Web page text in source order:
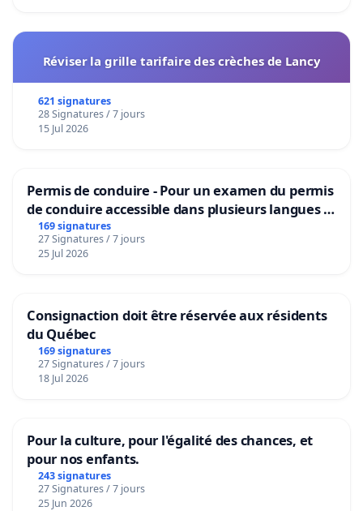
Réviser la grille tarifaire des crèches de Lancy
621 signatures
28 Signatures / 7 jours
15 Jul 2026
Permis de conduire - Pour un examen du permis
de conduire accessible dans plusieurs langues à
Bruxelles
169 signatures
27 Signatures / 7 jours
25 Jul 2026
Consignaction doit être réservée aux résidents
du Québec
169 signatures
27 Signatures / 7 jours
18 Jul 2026
Pour la culture, pour l'égalité des chances, et
pour nos enfants.
243 signatures
27 Signatures / 7 jours
25 Jun 2026